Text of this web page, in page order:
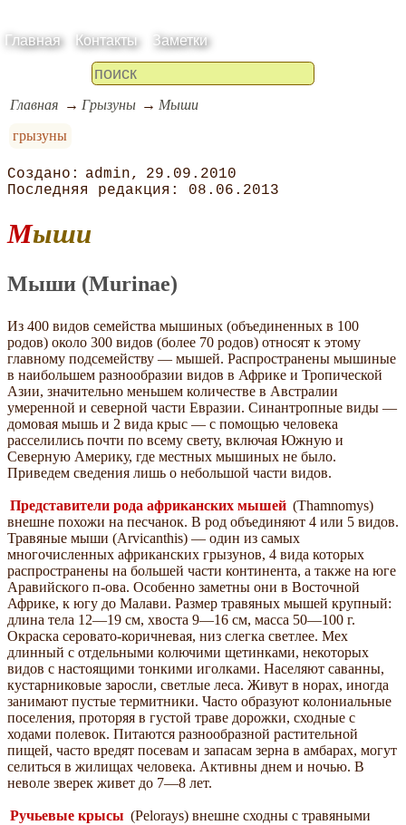
Главная Контакты Заметки
Главная Грызуны
Мыши
грызуны
admin
29.09.2010
08.06.2013
Мыши
Мыши (Murinae)
Из 400 видов семейства мышиных (объединенных в 100
родов) около 300 видов (более 70 родов) относят к этому
главному подсемейству — мышей. Распространены мышиные
в наибольшем разнообразии видов в Африке и Тропической
Азии, значительно меньшем количестве в Австралии
умеренной и северной части Евразии. Синантропные виды —
домовая мышь и 2 вида крыс — с помощью человека
расселились почти по всему свету, включая Южную и
Северную Америку, где местных мышиных не было.
Приведем сведения лишь о небольшой части видов.
Представители рода африканских мышей (Thamnomys)
внешне похожи на песчанок. В род объединяют 4 или 5 видов.
Травяные мыши (Arvicanthis) — один из самых
многочисленных африканских грызунов, 4 вида которых
распространены на большей части континента, а также на юге
Аравийского п-ова. Особенно заметны они в Восточной
Африке, к югу до Малави. Размер травяных мышей крупный:
длина тела 12—19 см, хвоста 9—16 см, масса 50—100 г.
Окраска серовато-коричневая, низ слегка светлее. Мех
длинный с отдельными колючими щетинками, некоторых
видов с настоящими тонкими иголками. Населяют саванны,
кустарниковые заросли, светлые леса. Живут в норах, иногда
занимают пустые термитники. Часто образуют колониальные
поселения, проторяя в густой траве дорожки, сходные с
ходами полевок. Питаются разнообразной растительной
пищей, часто вредят посевам и запасам зерна в амбарах, могут
селиться в жилищах человека. Активны днем и ночью. В
неволе зверек живет до 7—8 лет.
Ручьевые крысы (Pelorays) внешне сходны с травяными